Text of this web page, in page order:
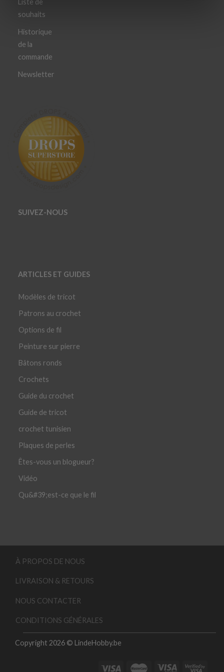
Liste de
souhaits
Historique
de la
commande
Newsletter
SUIVEZ-NOUS
ARTICLES ET GUIDES
Modèles de tricot
Patrons au crochet
Options de fil
Peinture sur pierre
Bâtons ronds
Crochets
Guide du crochet
Guide de tricot
crochet tunisien
Plaques de perles
Êtes-vous un blogueur?
Vidéo
Qu&#39;est-ce que le fil
À PROPOS DE NOUS
LIVRAISON & RETOURS
NOUS CONTACTER
CONDITIONS GÉNÉRALES
Copyright 2026 © LindeHobby.be